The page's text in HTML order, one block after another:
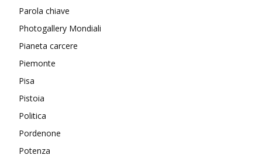
Parola chiave
Photogallery Mondiali
Pianeta carcere
Piemonte
Pisa
Pistoia
Politica
Pordenone
Potenza